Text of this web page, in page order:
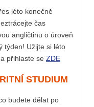
léto konečně
čas
angličtinu o úroveň
týden! Užijte si léto
přihlaste se ZDE
STUDIUM
budete dělat po